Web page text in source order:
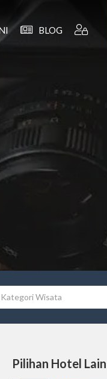
BLOG
Kategori Wisata
Pilihan Hotel Lain